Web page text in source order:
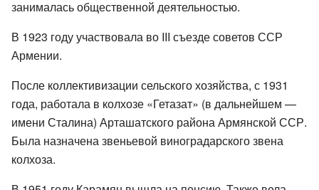
занималась общественной деятельностью.
В 1923 году участвовала во III съезде советов ССР
Армении.
После коллективизации сельского хозяйства, с 1931
года, работала в колхозе «Гетазат» (в дальнейшем —
имени Сталина) Арташатского района Армянской ССР.
Была назначена звеньевой виноградарского звена
колхоза.